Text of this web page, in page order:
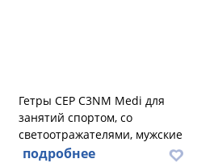
Гетры CEP C3NM Medi для
занятий спортом, со
светоотражателями, мужские
подробнее